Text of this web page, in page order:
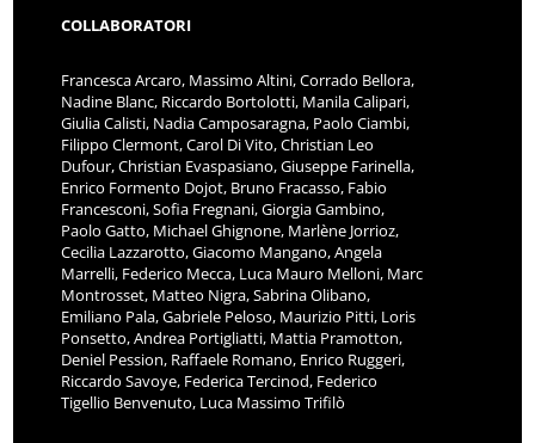
COLLABORATORI
Francesca Arcaro, Massimo Altini, Corrado Bellora,
Nadine Blanc, Riccardo Bortolotti, Manila Calipari,
Giulia Calisti, Nadia Camposaragna, Paolo Ciambi,
Filippo Clermont, Carol Di Vito, Christian Leo
Dufour, Christian Evaspasiano, Giuseppe Farinella,
Enrico Formento Dojot, Bruno Fracasso, Fabio
Francesconi, Sofia Fregnani, Giorgia Gambino,
Paolo Gatto, Michael Ghignone, Marlène Jorrioz,
Cecilia Lazzarotto, Giacomo Mangano, Angela
Marrelli, Federico Mecca, Luca Mauro Melloni, Marc
Montrosset, Matteo Nigra, Sabrina Olibano,
Emiliano Pala, Gabriele Peloso, Maurizio Pitti, Loris
Ponsetto, Andrea Portigliatti, Mattia Pramotton,
Deniel Pession, Raffaele Romano, Enrico Ruggeri,
Riccardo Savoye, Federica Tercinod, Federico
Tigellio Benvenuto, Luca Massimo Trifilò